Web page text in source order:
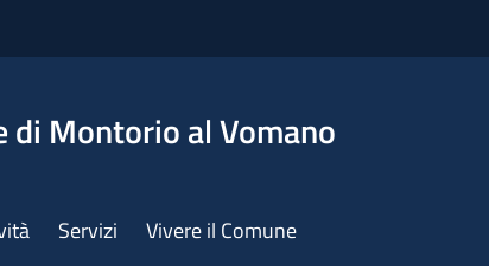
di Montorio al Vomano
Servizi Vivere il Comune